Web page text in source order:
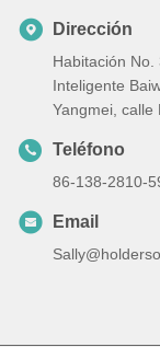
Dirección
Habitación No.
Inteligente
Yangmei, calle
Teléfono
86-138-2810-
Email